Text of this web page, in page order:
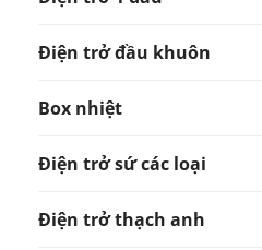
Điện trở đầu khuôn
Box nhiệt
Điện trở sứ các loại
Điện trở thạch anh